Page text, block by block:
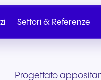
Settori & Referenze
Progettato